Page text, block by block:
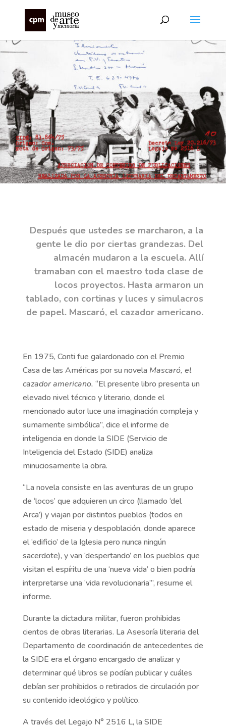
Después que ustedes se marcharon, a la
gente le dio por ciertas grandezas. Del
almacén mudaron a la escuela. Allí
tramaban con el maestro toda clase de
locos proyectos. Hasta armaron un
tablado, con cortinas y luces y simulacros
de papel. Mascaró, el cazador americano.
En 1975, Conti fue galardonado con el Premio
Casa de las Américas por su novela Mascaró, el
cazador americano. “El presente libro presenta un
elevado nivel técnico y literario, donde el
mencionado autor luce una imaginación compleja y
sumamente simbólica”, dice el informe de
inteligencia en donde la SIDE (Servicio de
Inteligencia del Estado (SIDE) analiza
minuciosamente la obra.
“La novela consiste en las aventuras de un grupo
de ‘locos’ que adquieren un circo (llamado ‘del
Arca’) y viajan por distintos pueblos (todos en
estado de miseria y despoblación, donde aparece
el ‘edificio’ de la Iglesia pero nunca ningún
sacerdote), y van ‘despertando’ en los pueblos que
visitan el espíritu de una ‘nueva vida’ o bien podría
interpretarse una ‘vida revolucionaria’”, resume el
informe.
Durante la dictadura militar, fueron prohibidas
cientos de obras literarias. La Asesoría literaria del
Departamento de coordinación de antecedentes de
la SIDE era el órgano encargado de analizar y
determinar qué libros se podían publicar y cuáles
debían ser prohibidos o retirados de circulación por
su contenido ideológico y político.
A través del Legajo N° 2516 L, la SIDE